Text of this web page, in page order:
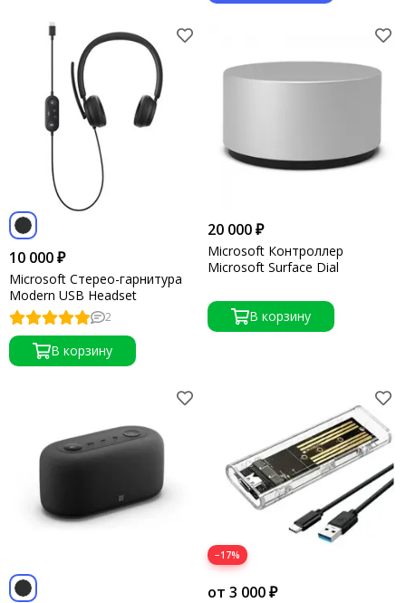
10 000 ₽
Microsoft Стерео-гарнитура
Modern USB Headset
2
В корзину
20 000 ₽
Microsoft Контроллер
Microsoft Surface Dial
В корзину
−17%
от 3 000 ₽